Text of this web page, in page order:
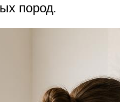
пород.